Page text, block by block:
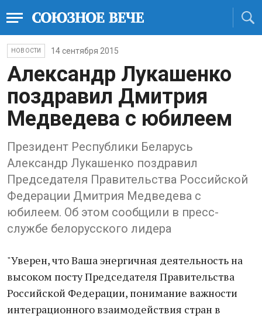
НОВОСТИ 14 сентября 2015
Александр Лукашенко
поздравил Дмитрия
Медведева с юбилеем
Президент Республики Беларусь
Александр Лукашенко поздравил
Председателя Правительства Российской
Федерации Дмитрия Медведева с
юбилеем. Об этом сообщили в пресс-
службе белорусского лидера
"Уверен, что Ваша энергичная деятельность на
высоком посту Председателя Правительства
Российской Федерации, понимание важности
интеграционного взаимодействия стран в